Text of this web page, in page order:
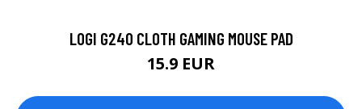
LOGI G240 CLOTH GAMING MOUSE PAD
15.9 EUR